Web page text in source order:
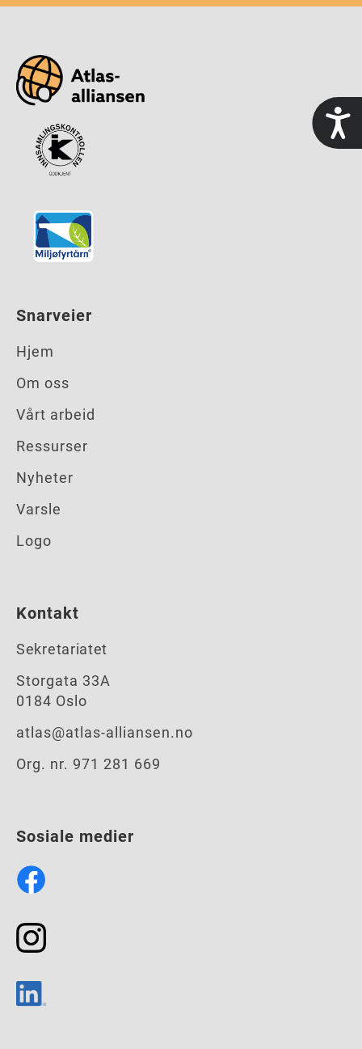
Snarveier
Hjem
Om oss
Vårt arbeid
Ressurser
Nyheter
Varsle
Logo
Kontakt
Sekretariatet
Storgata 33A
0184 Oslo
atlas@atlas-alliansen.no
Org. nr. 971 281 669
Sosiale medier